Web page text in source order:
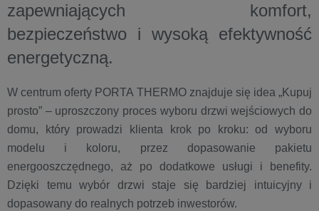
zapewniających komfort,
bezpieczeństwo i wysoką efektywność
energetyczną.
W centrum oferty PORTA THERMO znajduje się idea „Kupuj
prosto” – uproszczony proces wyboru drzwi wejściowych do
domu, który prowadzi klienta krok po kroku: od wyboru
modelu i koloru, przez dopasowanie pakietu
energooszczędnego, aż po dodatkowe usługi i benefity.
Dzięki temu wybór drzwi staje się bardziej intuicyjny i
dopasowany do realnych potrzeb inwestorów.